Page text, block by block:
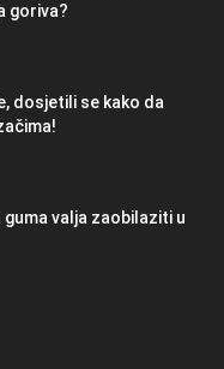
goriva?
dosjetili se kako da
valja zaobilaziti u